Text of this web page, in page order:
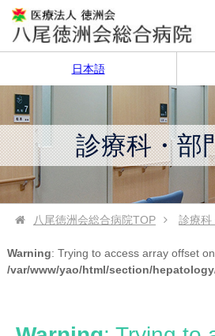
日本語
診療科・部
八尾徳洲会総合病院TOP 診療科
Warning: Trying to access array offset
/var/www/yao/html/section/